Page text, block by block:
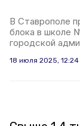
В Ставрополе
блока в школе
городской
18 июля 2025, 12:24